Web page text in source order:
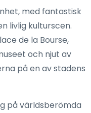
med fantastisk
livlig kulturscen.
de la Bourse,
och njut av
på en av stadens
på världsberömda